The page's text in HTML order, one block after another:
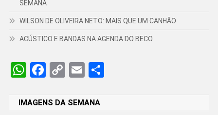
SEMANA
WILSON DE OLIVEIRA NETO: MAIS QUE UM CANHÃO
ACÚSTICO E BANDAS NA AGENDA DO BECO
WhatsApp
Facebook
CopyEmailShare
IMAGENS DA SEMANA